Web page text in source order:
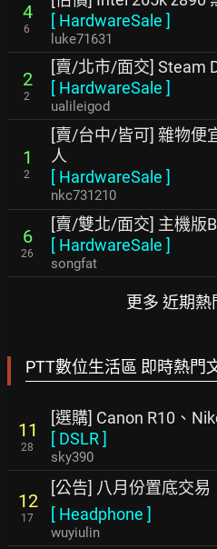
4
6
[ HardwareSale ]
luke71631
2
2
[賣/北市/面交] Steam
[ HardwareSale ]
ualileigod
1
2
[賣/台中/皆可] 雜物便
人
[ HardwareSale ]
nkc731210
6
26
[賣/雙北/面交] 主機版
[ HardwareSale ]
songfat
更多 近期熱
PTT數位生活區 即時熱門
11
28
[選購] Canon R10、
[ DSLR]
sky390
12
17
[公告] 八月份置底交易
[ Headphone ]
wuyiulin